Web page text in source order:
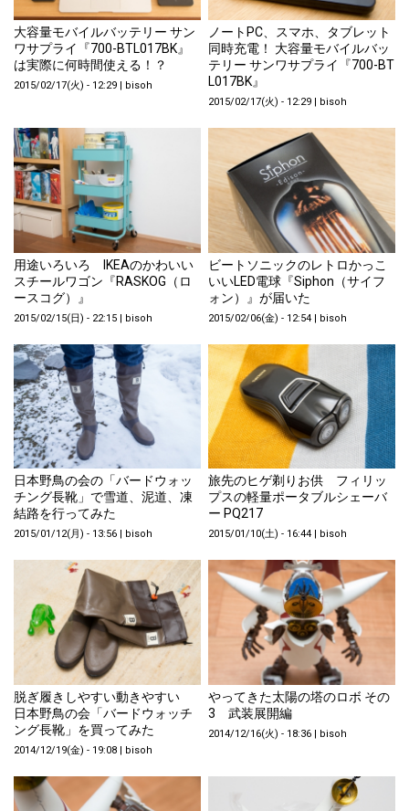
大容量モバイルバッテリー サン
ワサプライ『700-BTL017BK』
は実際に何時間使える！？
2015/02/17(火) - 12:29 bisoh
ノートPC、スマホ、タブレット
同時充電！ 大容量モバイルバッ
テリー サンワサプライ『700-BT
L017BK』
2015/02/17(火) - 12:29 bisoh
用途いろいろ IKEAのかわいい
スチールワゴン『RASKOG（ロ
ースコグ）』
2015/02/15(日) - 22:15 | bisoh
ビートソニックのレトロかっこ
いいLED電球『Siphon（サイフ
ォン）』が届いた
2015/02/06(金) - 12:54 | bisoh
日本野鳥の会の「バードウォッ
チング長靴」で雪道、泥道、凍
結路を行ってみた
2015/01/12(月) - 13:56 bisoh
旅先のヒゲ剃りお供 フィリッ
プスの軽量ポータブルシェーバ
ー PQ217
2015/01/10(土) - 16:44 bisoh
脱ぎ履きしやすい動きやすい
日本野鳥の会「バードウォッチ
ング長靴」を買ってみた
2014/12/19(金) - 19:08 | bisoh
やってきた太陽の塔のロボ その
3 武装展開編
2014/12/16(火) - 18:36 | bisoh